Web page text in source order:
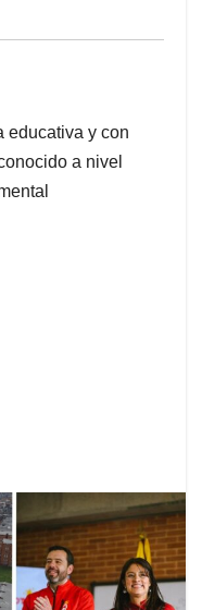
educativa y con
a nivel